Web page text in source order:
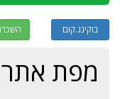
בוקינג.קום
מפת אתר site map